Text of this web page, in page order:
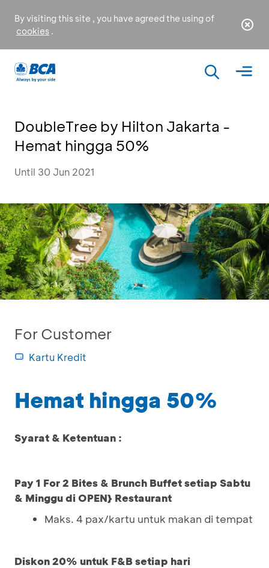
By visiting this site , you have agreed the using of
cookies .
DoubleTree by Hilton Jakarta -
Hemat hingga 50%
Until 30 Jun 2021
For Customer
Kartu Kredit
Hemat hingga 50%
Syarat & Ketentuan :
Pay 1 For 2 Bites & Brunch Buffet setiap Sabtu
& Minggudi OPEN} Restaurant
Maks. 4 pax/kartu untuk makan di tempat
Diskon 20% untuk F&B setiap hari